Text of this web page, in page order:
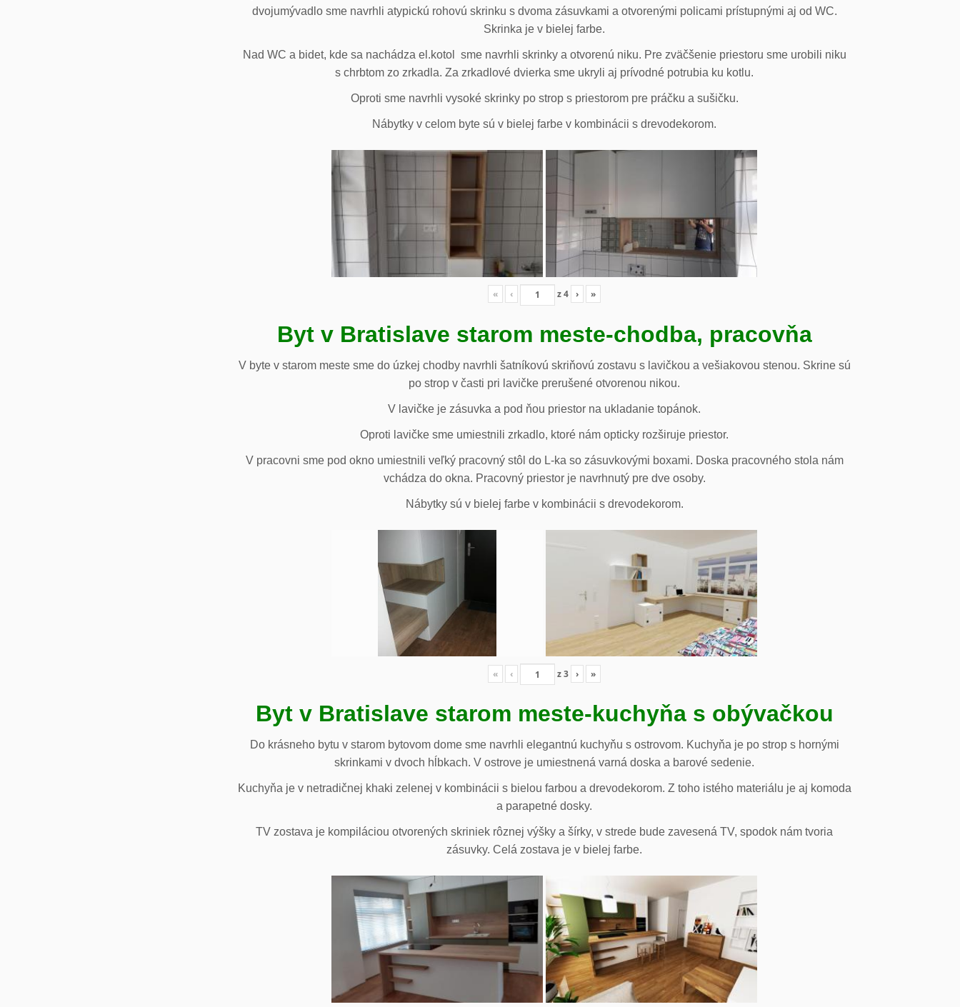
dvojumývadlo sme navrhli atypickú rohovú skrinku s dvoma zásuvkami a otvorenými policami prístupnými aj od WC.
Skrinka je v bielej farbe.
Nad WC a bidet, kde sa nachádza el.kotol sme navrhli skrinky a otvorenú niku. Pre zväčšenie priestoru sme urobili niku
s chrbtom zo zrkadla. Za zrkadlové dvierka sme ukryli aj prívodné potrubia ku kotlu.
Oproti sme navrhli vysoké skrinky po strop s priestorom pre práčku a sušičku.
Nábytky v celom byte sú v bielej farbe v kombinácii s drevodekorom.
« ‹ z4 › »
Byt v Bratislave starom meste-chodba, pracovňa
V byte v starom meste sme do úzkej chodby navrhli šatníkovú skriňovú zostavu s lavičkou a vešiakovou stenou. Skrine sú
po strop v časti pri lavičke prerušené otvorenou nikou.
V lavičke je zásuvka a pod ňou priestor na ukladanie topánok.
Oproti lavičke sme umiestnili zrkadlo, ktoré nám opticky rozširuje priestor.
V pracovni sme pod okno umiestnili veľký pracovný stôl do L-ka so zásuvkovými boxami. Doska pracovného stola nám
vchádza do okna. Pracovný priestor je navrhnutý pre dve osoby.
Nábytky sú v bielej farbe v kombinácii s drevodekorom.
« ‹ z3 › »
Byt v Bratislave starom meste-kuchyňa s obývačkou
Do krásneho bytu v starom bytovom dome sme navrhli elegantnú kuchyňu s ostrovom. Kuchyňa je po strop s hornými
skrinkami v dvoch hĺbkach. V ostrove je umiestnená varná doska a barové sedenie.
Kuchyňa je v netradičnej khaki zelenej v kombinácii s bielou farbou a drevodekorom. Z toho istého materiálu je aj komoda
a parapetné dosky.
TV zostava je kompiláciou otvorených skriniek rôznej výšky a šírky, v strede bude zavesená TV, spodok nám tvoria
zásuvky. Celá zostava je v bielej farbe.